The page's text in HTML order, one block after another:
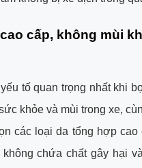
cấp, không mùi
tố quan trọng nhất khi
khỏe và mùi trong xe,
các loại da tổng hợp cao
chứa chất gây hại